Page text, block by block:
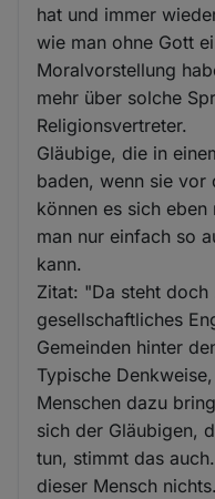
hat und immer
wie man ohne Gott
Moralvorstellung
mehr über solche
Religionsvertreter.
Gläubige, die in
baden, wenn sie vor
können es sich
man nur einfach so
kann.
Zitat: "Da steht
gesellschaftliches
Gemeinden hinter
Typische
Menschen dazu
sich der Gläubigen,
tun, stimmt das
dieser Mensch